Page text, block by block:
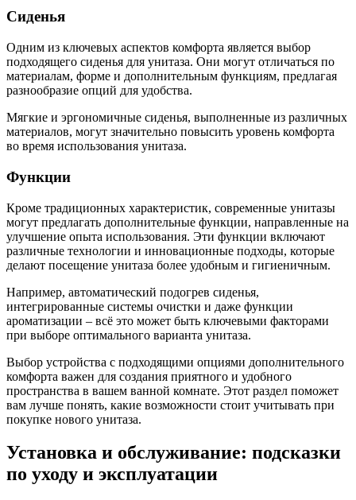
Сиденья
Одним из ключевых аспектов комфорта является выбор
подходящего сиденья для унитаза. Они могут отличаться по
материалам, форме и дополнительным функциям, предлагая
разнообразие опций для удобства.
Мягкие и эргономичные сиденья, выполненные из различных
материалов, могут значительно повысить уровень комфорта
во время использования унитаза.
Функции
Кроме традиционных характеристик, современные унитазы
могут предлагать дополнительные функции, направленные на
улучшение опыта использования. Эти функции включают
различные технологии и инновационные подходы, которые
делают посещение унитаза более удобным и гигиеничным.
Например, автоматический подогрев сиденья,
интегрированные системы очистки и даже функции
ароматизации – всё это может быть ключевыми факторами
при выборе оптимального варианта унитаза.
Выбор устройства с подходящими опциями дополнительного
комфорта важен для создания приятного и удобного
пространства в вашем ванной комнате. Этот раздел поможет
вам лучше понять, какие возможности стоит учитывать при
покупке нового унитаза.
Установка и обслуживание: подсказки
по уходу и эксплуатации